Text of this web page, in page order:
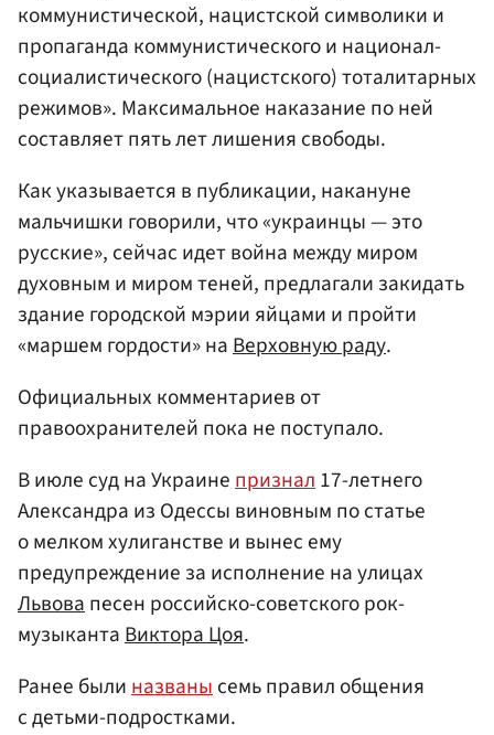
коммунистической, нацистской символики и
пропаганда коммунистического и национал-
социалистического (нацистского) тоталитарных
режимов». Максимальное наказание по ней
составляет пять лет лишения свободы.
Как указывается в публикации, накануне
мальчишки говорили, что «украинцы — это
русские», сейчас идет война между миром
духовным и миром теней, предлагали закидать
здание городской мэрии яйцами и пройти
«маршем гордости» наВерховную раду.
Официальных комментариев от
правоохранителей пока не поступало.
В июле суд на Украинепризнал17-летнего
Александра из Одессы виновным по статье
о мелком хулиганстве и вынес ему
предупреждение за исполнение на улицах
Львовапесен российско-советского рок-
музыкантаВиктора Цоя.
Ранее былиназванысемь правил общения
с детьми-подростками.